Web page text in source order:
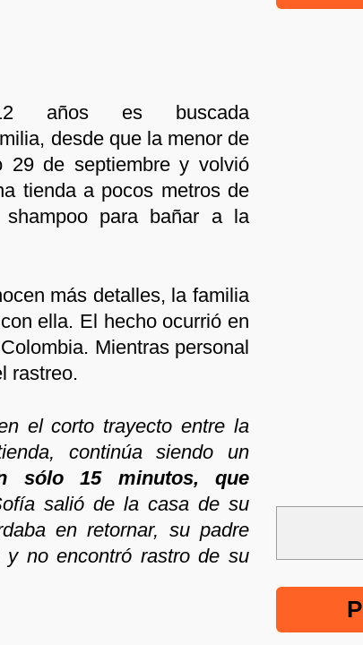
años es buscada
desde que la menor de
de septiembre y volvió
tienda a pocos metros de
para bañar a la
más detalles, la familia
ella. El hecho ocurrió en
Mientras personal
rastreo.
el corto trayecto entre la
continúa siendo un
sólo 15 minutos, que
salió de la casa de su
en retornar, su padre
y no encontró rastro de su